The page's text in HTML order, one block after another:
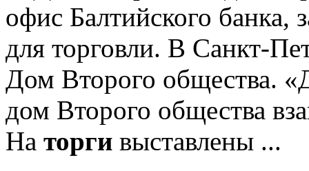
офис Балтийского банка,
для торговли. В Санкт-
Дом Второго общества.
дом Второго общества
На торги выставлены ...